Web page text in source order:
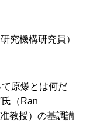
究機構研究員）
原爆とは何だ
（Ran
教授）の基調講